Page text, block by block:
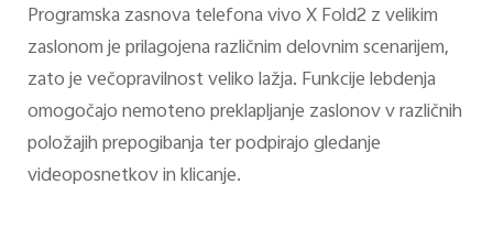
Programska zasnova telefona vivo X Fold2 z velikim
zaslonom je prilagojena različnim delovnim scenarijem,
zato je večopravilnost veliko lažja. Funkcije lebdenja
omogočajo nemoteno preklapljanje zaslonov v različnih
položajih prepogibanja ter podpirajo gledanje
videoposnetkov in klicanje.